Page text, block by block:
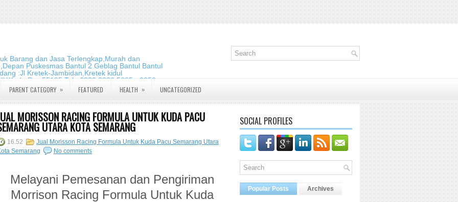
Barang dan Jasa Terlengkap,Murah dan
Puskesmas Bantul 2 Geblag Bantul Bantul
:Jl Kretek-Jambidan,Kretek kidul
Pos:55195 Telp:0823 2826 5635 - 0859
PARENT CATEGORY » FEATURED HEALTH » UNCATEGORIZED
MORISSON RACING FORMULA UNTUK KUDA PACU
UTARA KOTA SEMARANG
16.52
Jual Morisson Racing Formula Untuk Kuda Pacu Semarang Utara
Semarang
No comments
Melayani Pemesanan dan Pengiriman
Morrison Racing Formula Untuk Kuda
SOCIAL PROFILES
Popular Posts Archives